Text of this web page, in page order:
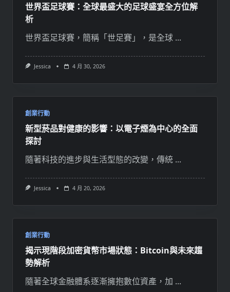
世界盃足球賽：全球最盛大的足球盛宴全方位解
析
世界盃足球賽，簡稱「世足賽」，是全球 ...
Jessica 4 月 30, 2026
創業行動
新型菸品對健康的影響：以電子煙為中心的全面
探討
隨著科技的進步與生活型態的改變，傳統 ...
Jessica 4 月 20, 2026
創業行動
揭示現階段加密貨幣市場狀態：Bitcoin與未來趨
勢解析
隨著全球金融體系逐漸擁抱數位資產，加 ...